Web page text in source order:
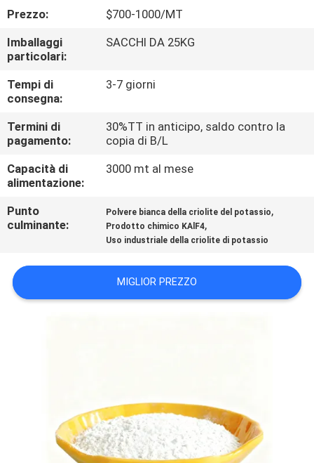
CONTROLLO
DELLA
QUALITÀ
CONTATTACI
NOTIZIE
PREVENTIVO
MAPPA
SULLA
RISERVATEZZA
Prezzo:
$700-1000/MT
Imballaggi
particolari:
SACCHI DA 25KG
Tempi di
consegna:
3-7 giorni
Termini di
pagamento:
30%TT in anticipo, saldo contro la
copia di B/L
Capacità di
alimentazione:
3000 mt al mese
Punto
culminante:
Polvere bianca della criolite del potassio,
Prodotto chimico KAlF4,
Uso industriale della criolite di potassio
MIGLIOR PREZZO